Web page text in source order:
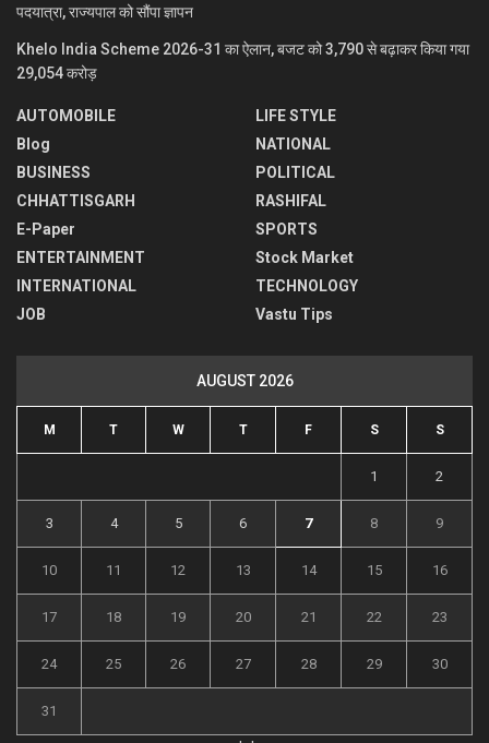
पदयात्रा, राज्यपाल को सौंपा ज्ञापन
Khelo India Scheme 2026-31 का ऐलान, बजट को 3,790 से बढ़ाकर किया गया
29,054 करोड़
AUTOMOBILE
Blog
BUSINESS
CHHATTISGARH
E-Paper
ENTERTAINMENT
INTERNATIONAL
JOB
LIFE STYLE
NATIONAL
POLITICAL
RASHIFAL
SPORTS
Stock Market
TECHNOLOGY
Vastu Tips
AUGUST 2026
M T W T F S S
1 2
3 4 5 6 7 8 9
10 11 12 13 14 15 16
17 18 19 20 21 22 23
24 25 26 27 28 29 30
31